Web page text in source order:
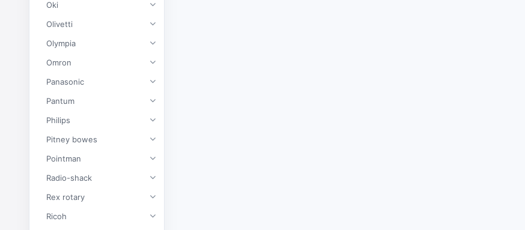
Oki
Olivetti
Olympia
Omron
Panasonic
Pantum
Philips
Pitney bowes
Pointman
Radio-shack
Rex rotary
Ricoh